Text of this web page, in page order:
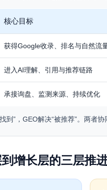
核心目标
获得Google收录、排名与自然流
进入AI理解、引用与推荐链路
承接询盘、监测来源、持续优化
到”，GEO解决“被推荐”。两者
增长层的三层推